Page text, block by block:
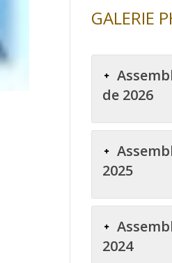
GALERIE
de 2026
2025
2024